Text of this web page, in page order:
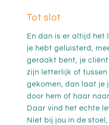
Tot slot
En dan is er altijd het
je hebt geluisterd,
geraakt bent, je
zijn letterlijk of tussen
gekomen, dan laat je
door hem of haar
Daar vind het echte
Niet bij jou in de